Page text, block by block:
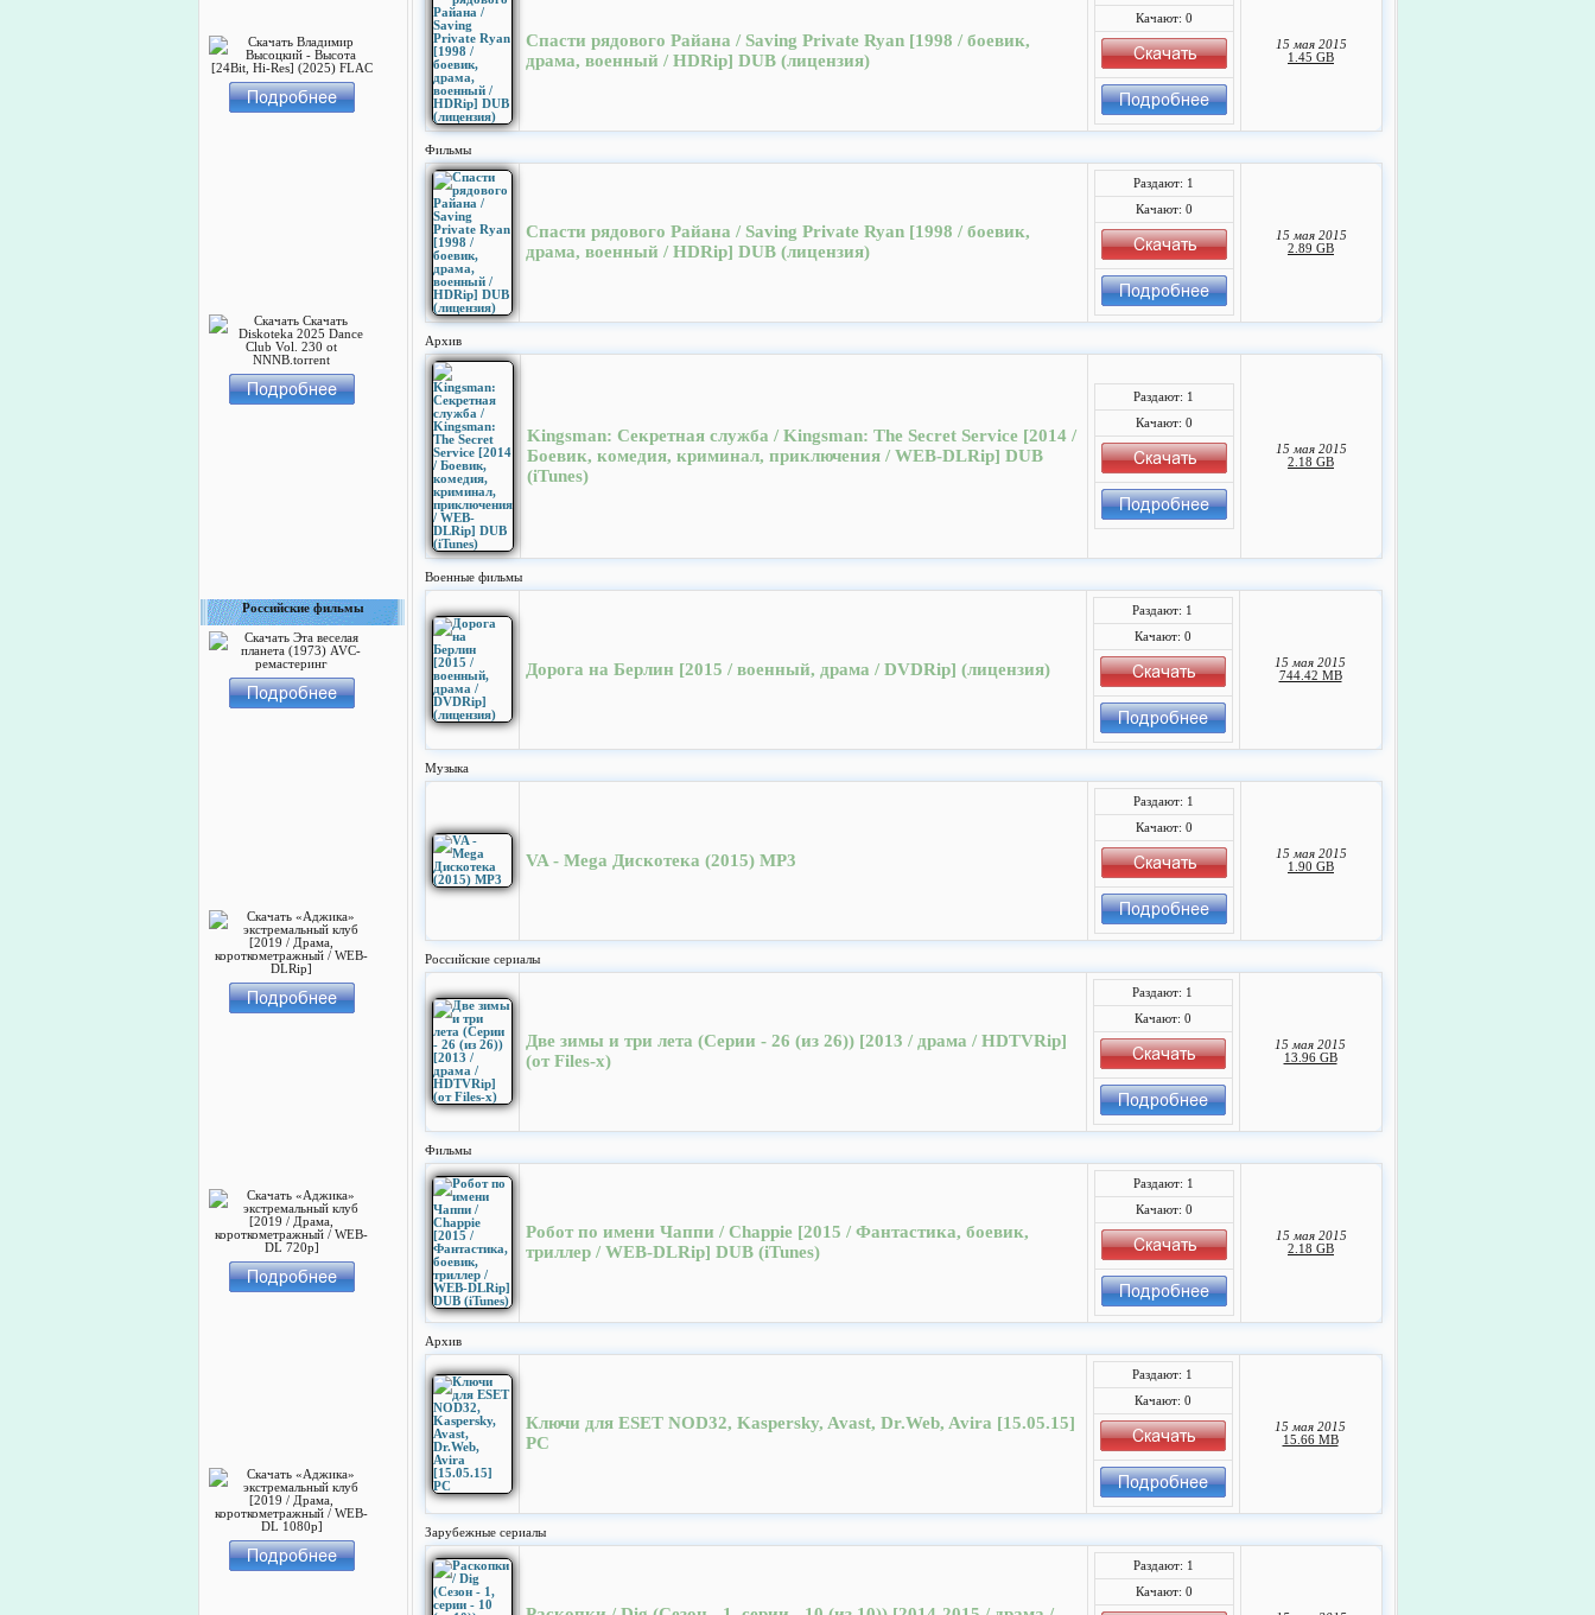
Российские фильмы
Спасти рядового Райана / Saving Private Ryan [1998 / боевик,
драма, военный / HDRip] DUB (лицензия)
Качают: 0
15 мая 2015
1.45 GB
Фильмы
Спасти рядового Райана / Saving Private Ryan [1998 / боевик,
драма, военный / HDRip] DUB (лицензия)
Раздают: 1
Качают: 0
15 мая 2015
2.89 GB
Архив
Kingsman: Секретная служба / Kingsman: The Secret Service [2014 /
Боевик, комедия, криминал, приключения / WEB-DLRip] DUB
(iTunes)
Раздают: 1
Качают: 0
15 мая 2015
2.18 GB
Военные фильмы
Дорога на Берлин [2015 / военный, драма / DVDRip] (лицензия)
Раздают: 1
Качают: 0
15 мая 2015
744.42 MB
Музыка
VA - Mega Дискотека (2015) MP3
Раздают: 1
Качают: 0
15 мая 2015
1.90 GB
Российские сериалы
Две зимы и три лета (Серии - 26 (из 26)) [2013 / драма / HDTVRip]
(от Files-x)
Раздают: 1
Качают: 0
15 мая 2015
13.96 GB
Фильмы
Робот по имени Чаппи / Chappie [2015 / Фантастика, боевик,
триллер / WEB-DLRip] DUB (iTunes)
Раздают: 1
Качают: 0
15 мая 2015
2.18 GB
Архив
Ключи для ESET NOD32, Kaspersky, Avast, Dr.Web, Avira [15.05.15]
PC
Раздают: 1
Качают: 0
15 мая 2015
15.66 MB
Зарубежные сериалы
Раздают: 1
Качают: 0